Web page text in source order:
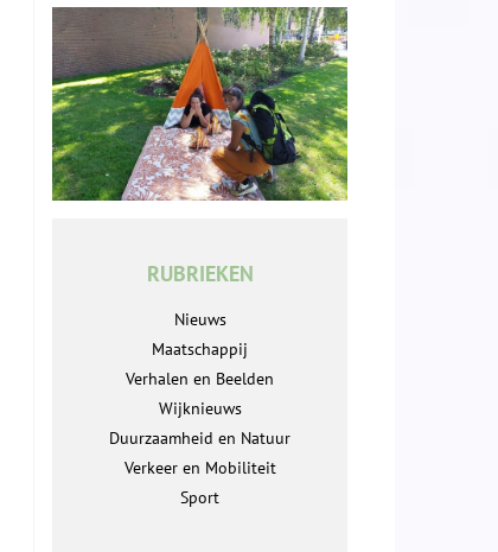
RUBRIEKEN
Nieuws
Maatschappij
Verhalen en Beelden
Wijknieuws
Duurzaamheid en Natuur
Verkeer en Mobiliteit
Sport